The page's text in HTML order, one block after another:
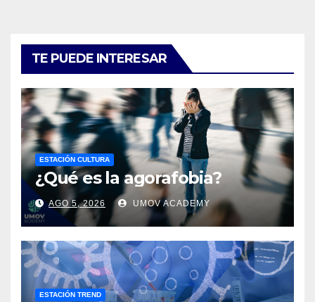
TE PUEDE INTERESAR
ESTACIÓN CULTURA
¿Qué es la agorafobia?
AGO 5, 2026 UMOV ACADEMY
ESTACIÓN TREND